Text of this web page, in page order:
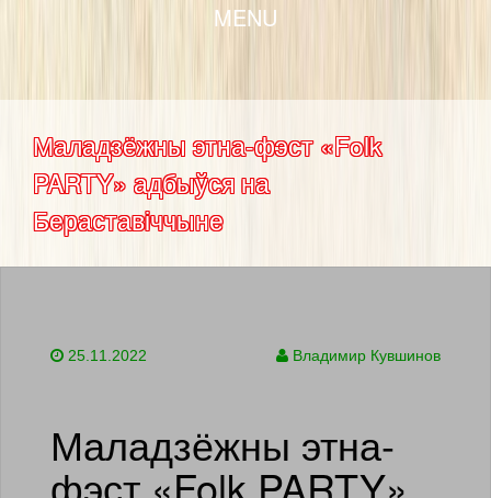
MENU
Маладзёжны этна-фэст «Folk
PARTY» адбыўся на
Бераставіччыне
25.11.2022 Владимир Кувшинов
Маладзёжны этна-
фэст «Folk PARTY»